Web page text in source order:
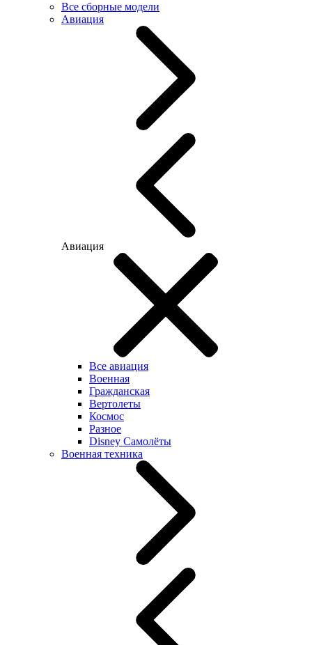
Все сборные модели
Авиация
Авиация
Все авиация
Военная
Гражданская
Вертолеты
Космос
Разное
Disney Самолёты
Военная техника